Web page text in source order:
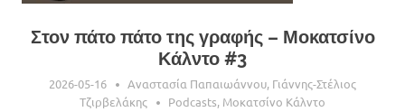
Στον πάτο πάτο της γραφής – Μοκατσίνο
Κάλντο #3
2026-05-16 Αναστασία Παπαιωάννου, Γιάννης-Στέλιος
Τζιρβελάκης
Podcasts, Μοκατσίνο Κάλντο